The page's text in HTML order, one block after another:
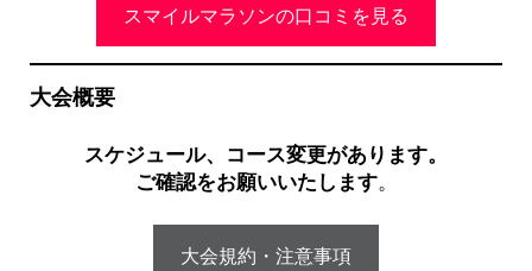
スマイルマラソンの口コミを見る
大会概要
スケジュール、コース変更があります。
ご確認をお願いいたします。
大会規約・注意事項